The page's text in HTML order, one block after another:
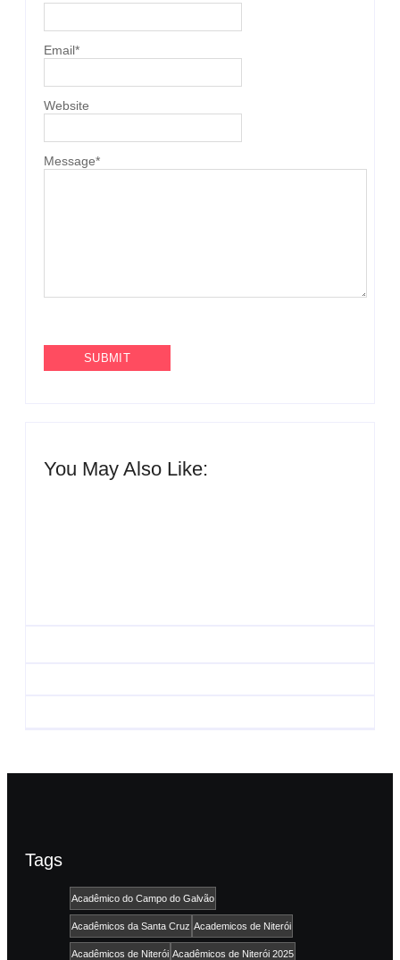
Message*
Email*
Website
You May Also Like:
Tags
Acadêmico do Campo do Galvão
Acadêmicos da Santa Cruz Academicos de Niterói
Acadêmicos de Niterói Acadêmicos de Niterói 2025